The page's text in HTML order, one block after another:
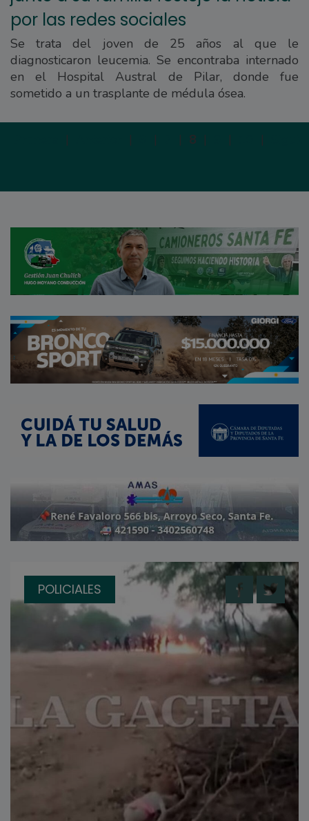
por las redes sociales
Se trata del joven de 25 años al que le
diagnosticaron leucemia. Se encontraba internado
en el Hospital Austral de Pilar, donde fue
sometido a un trasplante de médula ósea.
| | | | 8 | | |
POLICIALES